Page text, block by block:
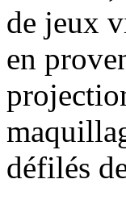
de jeux
en
défilés